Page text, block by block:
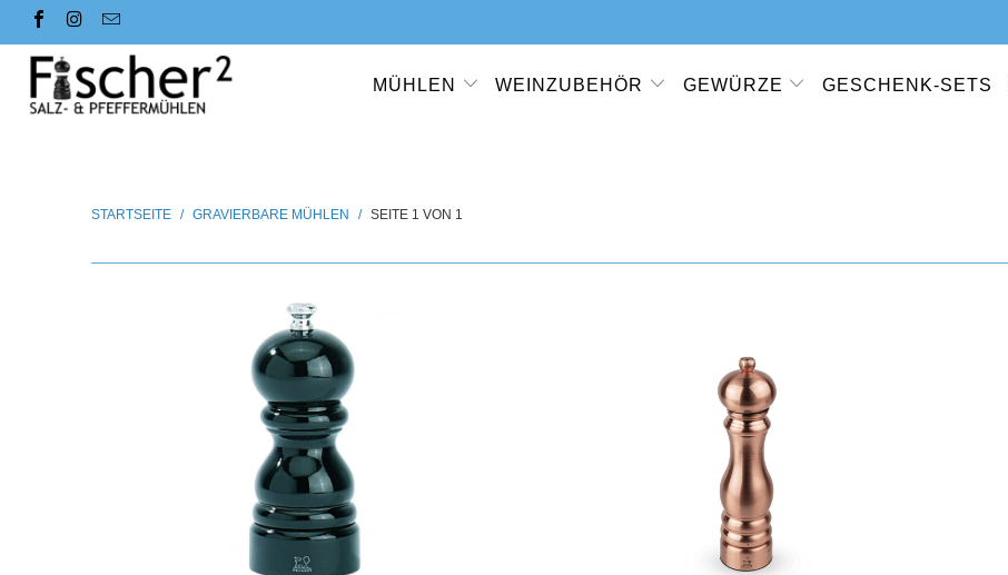
MÜHLEN WEINZUBEHÖR GEWÜRZE GESCHENK-SETS
STARTSEITE / GRAVIERBARE MÜHLEN / SEITE 1 VON 1